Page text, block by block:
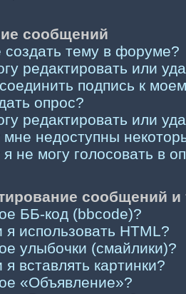
сообщений
создать тему в форуме?
редактировать или
подпись к
опрос?
редактировать или
недоступны
не могу голосовать в
сообщений
ББ-код (bbcode)?
я использовать HTML?
улыбочки (смайлики)?
вставлять картинки?
«Объявление»?